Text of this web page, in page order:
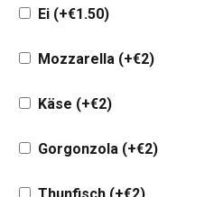
Ei (+€1.50)
Mozzarella (+€2)
Käse (+€2)
Gorgonzola (+€2)